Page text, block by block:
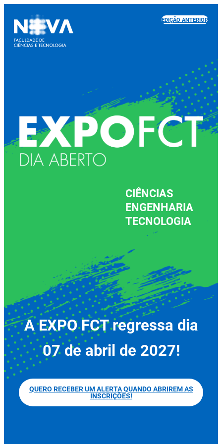
EDIÇÃO ANTERIOR
CIÊNCIAS
ENGENHARIA
TECNOLOGIA
A EXPO FCT regressa dia
07 de abril de 2027!
QUERO RECEBER UM ALERTA QUANDO ABRIREM AS
INSCRIÇÕES!